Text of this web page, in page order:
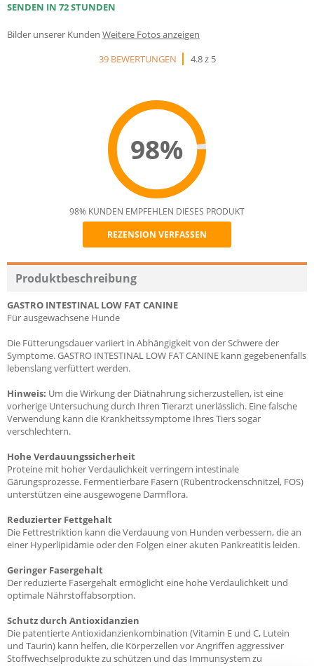
SENDEN IN 72 STUNDEN
Bilder unserer Kunden Weitere Fotos anzeigen
39 BEWERTUNGEN
4.8 z 5
98%
Recommend
98% KUNDEN EMPFEHLEN DIESES PRODUKT
REZENSION VERFASSEN
Produktbeschreibung
GASTRO INTESTINAL LOW FAT CANINE
Für ausgewachsene Hunde
Die Fütterungsdauer variiert in Abhängigkeit von der Schwere der
Symptome. GASTRO INTESTINAL LOW FAT CANINE kann gegebenenfalls
lebenslang verfüttert werden.
Hinweis: Um die Wirkung der Diätnahrung sicherzustellen, ist eine
vorherige Untersuchung durch Ihren Tierarzt unerlässlich. Eine falsche
Verwendung kann die Krankheitssymptome Ihres Tiers sogar
verschlechtern.
Hohe Verdauungssicherheit
Proteine mit hoher Verdaulichkeit verringern intestinale
Gärungsprozesse. Fermentierbare Fasern (Rübentrockenschnitzel, FOS)
unterstützen eine ausgewogene Darmflora.
Reduzierter Fettgehalt
Die Fettrestriktion kann die Verdauung von Hunden verbessern, die an
einer Hyperlipidämie oder den Folgen einer akuten Pankreatitis leiden.
Geringer Fasergehalt
Der reduzierte Fasergehalt ermöglicht eine hohe Verdaulichkeit und
optimale Nährstoffabsorption.
Schutz durch Antioxidanzien
Die patentierte Antioxidanzienkombination (Vitamin E und C, Lutein
und Taurin) kann helfen, die Körperzellen vor Angriffen aggressiver
Stoffwechselprodukte zu schützen und das Immunsystem zu